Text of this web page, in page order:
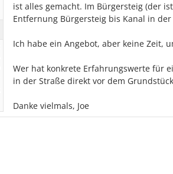
ist alles gemacht. Im Bürgersteig (der
Entfernung Bürgersteig bis Kanal in
Ich habe ein Angebot, aber keine Zeit,
Wer hat konkrete Erfahrungswerte für
in der Straße direkt vor dem
Danke vielmals, Joe